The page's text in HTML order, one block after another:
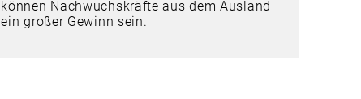
können Nachwuchskräfte aus dem Ausland
ein großer Gewinn sein.